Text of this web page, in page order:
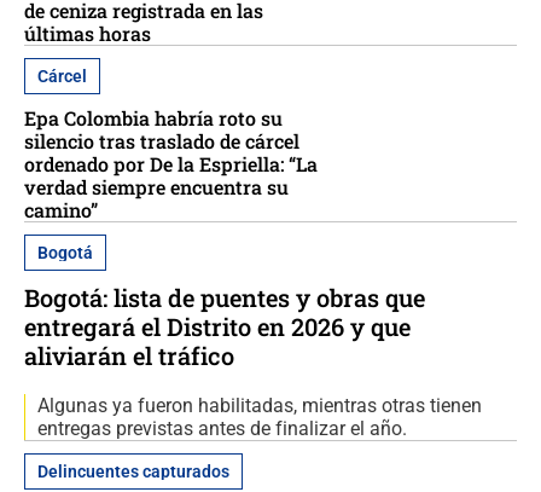
de ceniza registrada en las
últimas horas
Cárcel
Epa Colombia habría roto su
silencio tras traslado de cárcel
ordenado por De la Espriella: “La
verdad siempre encuentra su
camino”
Bogotá
Bogotá: lista de puentes y obras que
entregará el Distrito en 2026 y que
aliviarán el tráfico
Algunas ya fueron habilitadas, mientras otras tienen
entregas previstas antes de finalizar el año.
Delincuentes capturados